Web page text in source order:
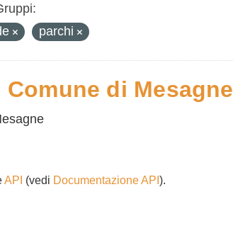
parchi
di Mesagne
API (vedi Documentazione API ).